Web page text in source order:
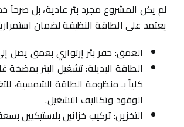
لم يكن المشروع مجرد بئر عادية، بل صرحاً
يعتمد على الطاقة النظيفة لضمان
العمق: حفر بئر إرتوازي بعمق يصل إلى 110
الطاقة البديلة: تشغيل البئر
كلياً بـ منظومة الطاقة الشمسية،
الوقود وتكاليف التشغيل.
التخزين: تركيب خزانين بلاستيكيين